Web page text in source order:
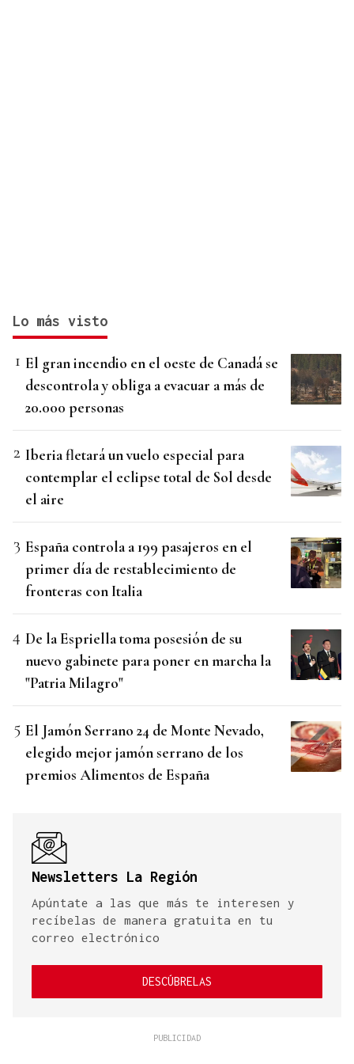
Lo más visto
El gran incendio en el oeste de Canadá se
descontrola y obliga a evacuar a más de
20.000 personas
Iberia fletará un vuelo especial para
contemplar el eclipse total de Sol desde
el aire
España controla a 199 pasajeros en el
primer día de restablecimiento de
fronteras con Italia
De la Espriella toma posesión de su
nuevo gabinete para poner en marcha la
"Patria Milagro"
El Jamón Serrano 24 de Monte Nevado,
elegido mejor jamón serrano de los
premios Alimentos de España
Newsletters La Región
Apúntate a las que más te interesen y
recíbelas de manera gratuita en tu
correo electrónico
DESCÚBRELAS